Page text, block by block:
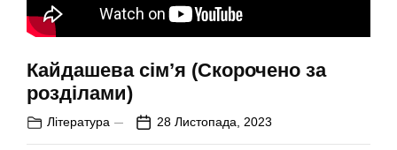
Кайдашева сім’я (Скорочено за
розділами)
Література 28 Листопада, 2023